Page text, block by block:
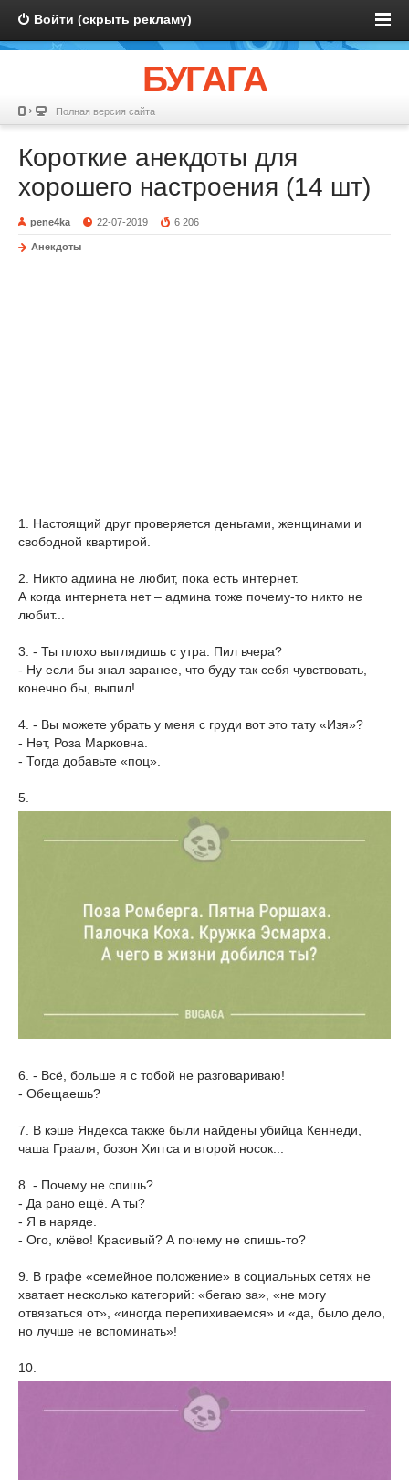
Войти (скрыть рекламу)
БУГАГА
Полная версия сайта
Короткие анекдоты для
хорошего настроения (14 шт)
pene4ka 22-07-2019 6 206
Анекдоты
1. Настоящий друг проверяется деньгами, женщинами и
свободной квартирой.
2. Никто админа не любит, пока есть интернет.
А когда интернета нет – админа тоже почему-то никто не
любит...
3. - Ты плохо выглядишь с утра. Пил вчера?
- Ну если бы знал заранее, что буду так себя чувствовать,
конечно бы, выпил!
4. - Вы можете убрать у меня с груди вот это тату «Изя»?
- Нет, Роза Марковна.
- Тогда добавьте «поц».
5.
6. - Всё, больше я с тобой не разговариваю!
- Обещаешь?
7. В кэше Яндекса также были найдены убийца Кеннеди,
чаша Грааля, бозон Хиггса и второй носок...
8. - Почему не спишь?
- Да рано ещё. А ты?
- Я в наряде.
- Ого, клёво! Красивый? А почему не спишь-то?
9. В графе «семейное положение» в социальных сетях не
хватает несколько категорий: «бегаю за», «не могу
отвязаться от», «иногда перепихиваемся» и «да, было дело,
но лучше не вспоминать»!
10.